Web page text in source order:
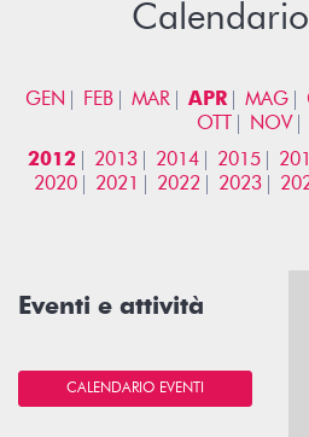
GEN FEB MAR APR MAG
OTT
NOV
2012
2013 2014 2015
2020
2021 2022 2023
Eventi e attività
CALENDARIO EVENTI